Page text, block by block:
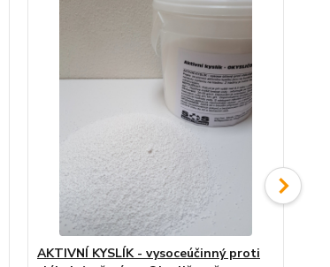
AKTIVNÍ KYSLÍK - vysoceúčinný proti